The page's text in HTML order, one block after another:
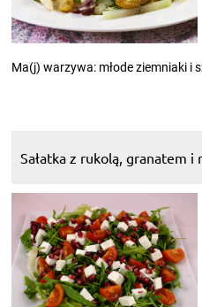
Ma(j) warzywa: młode ziemniaki i
Sałatka z rukolą, granatem i